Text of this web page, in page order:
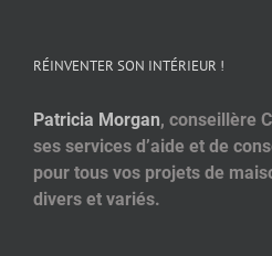
RÉINVENTER SON INTÉRIEUR !
Patricia Morgan, conseillère
ses services d’aide et de
pour tous vos projets de
divers et variés.